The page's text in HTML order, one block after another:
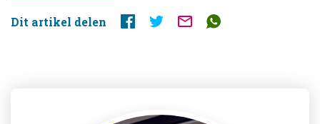
Dit artikel delen